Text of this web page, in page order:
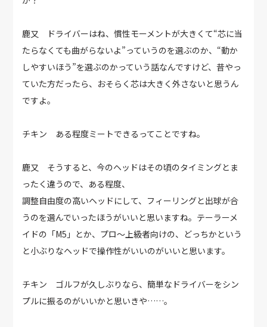
鹿又 ドライバーはね、慣性モーメントが大きくて“芯に当
たらなくても曲がらないよ”っていうのを選ぶのか、“動か
しやすいほう”を選ぶのかっていう話なんですけど、昔やっ
ていた方だったら、おそらく芯は大きく外さないと思うん
ですよ。
チキン ある程度ミートできるってことですね。
鹿又 そうすると、今のヘッドはその頃のタイミングとま
ったく違うので、ある程度、
調整自由度の高いヘッドにして、フィーリングと出球が合
うのを選んでいったほうがいいと思いますね。テーラーメ
イドの「M5」とか、プロ～上級者向けの、どっちかという
と小ぶりなヘッドで操作性がいいのがいいと思います。
チキン ゴルフが久しぶりなら、簡単なドライバーをシン
プルに振るのがいいかと思いきや……。